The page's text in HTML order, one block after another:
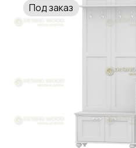
Под заказ